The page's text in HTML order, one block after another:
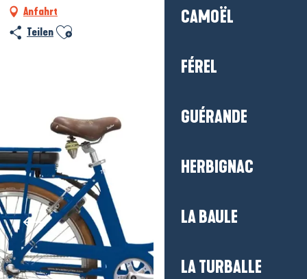
CAMOËL
FÉREL
GUÉRANDE
HERBIGNAC
LA BAULE
LA TURBALLE
Anfahrt
Teilen Ajouter aux favoris